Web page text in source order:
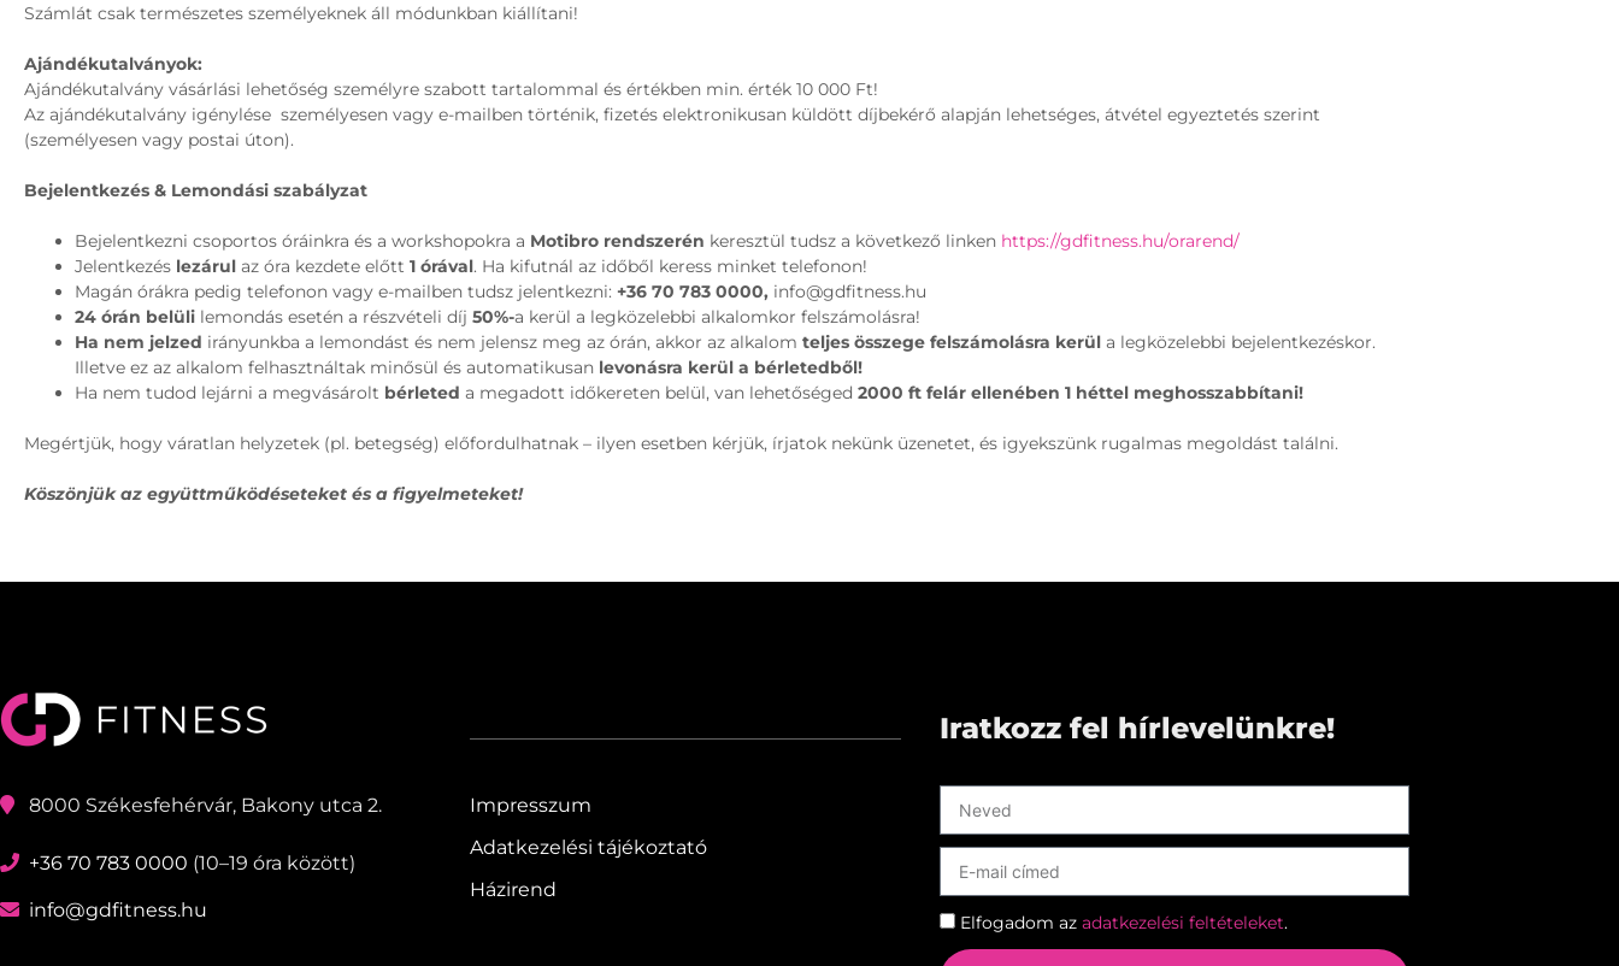
Számlát csak természetes személyeknek áll módunkban kiállítani!
Ajándékutalványok:
Ajándékutalvány vásárlási lehetőség személyre szabott tartalommal és értékben min. érték 10 000 Ft!
Az ajándékutalvány igénylése személyesen vagy e-mailben történik, fizetés elektronikusan küldött díjbekérő alapján lehetséges, átvétel egyeztetés szerint
(személyesen vagy postai úton).
Bejelentkezés & Lemondási szabályzat
Bejelentkezni csoportos óráinkra és a workshopokra a Motibro rendszerén keresztül tudsz a következő linken https://gdfitness.hu/orarend/
Jelentkezés lezárul az óra kezdete előtt 1 órával. Ha kifutnál az időből keress minket telefonon!
Magán órákra pedig telefonon vagy e-mailben tudsz jelentkezni: +36 70 783 0000, info@gdfitness.hu
24 órán belüli lemondás esetén a részvételi díj 50%-a kerül a legközelebbi alkalomkor felszámolásra!
Ha nem jelzed irányunkba a lemondást és nem jelensz meg az órán, akkor az alkalom teljes összege felszámolásra kerül a legközelebbi bejelentkezéskor.
Illetve ez az alkalom felhasztnáltak minősül és automatikusan levonásra kerül a bérletedből!
Ha nem tudod lejárni a megvásárolt bérleted a megadott időkereten belül, van lehetőséged 2000 ft felár ellenében 1 héttel meghosszabbítani!
Megértjük, hogy váratlan helyzetek (pl. betegség) előfordulhatnak – ilyen esetben kérjük, írjatok nekünk üzenetet, és igyekszünk rugalmas megoldást találni.
Köszönjük az együttműködéseteket és a figyelmeteket!
8000 Székesfehérvár, Bakony utca 2.
+36 70 783 0000 (10–19 óra között)
info@gdfitness.hu
Impresszum
Adatkezelési tájékoztató
Házirend
Iratkozz fel hírlevelünkre!
Elfogadom az adatkezelési feltételeket.